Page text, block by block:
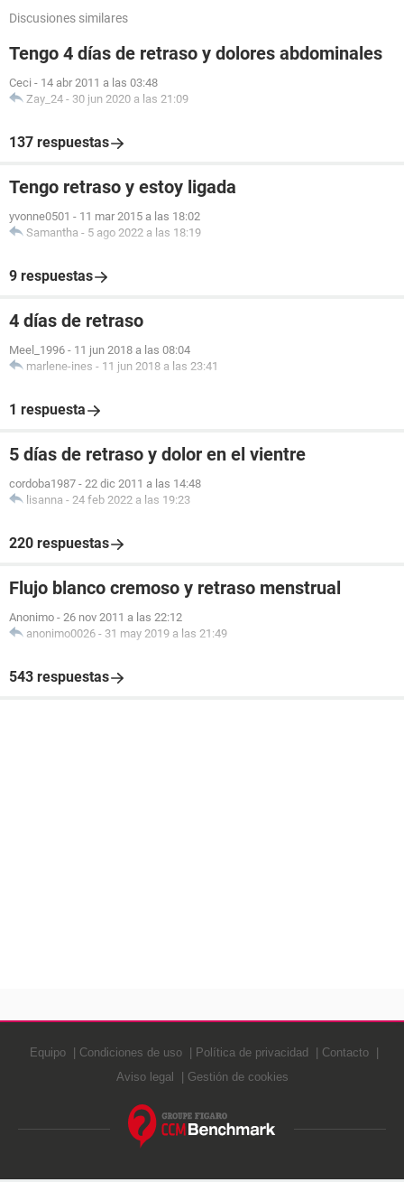
Discusiones similares
Tengo 4 días de retraso y dolores abdominales
Ceci - 14 abr 2011 a las 03:48
Zay_24 - 30 jun 2020 a las 21:09
137 respuestas
Tengo retraso y estoy ligada
yvonne0501 - 11 mar 2015 a las 18:02
Samantha - 5 ago 2022 a las 18:19
9 respuestas
4 días de retraso
Meel_1996 - 11 jun 2018 a las 08:04
marlene-ines - 11 jun 2018 a las 23:41
1 respuesta
5 días de retraso y dolor en el vientre
cordoba1987 - 22 dic 2011 a las 14:48
lisanna - 24 feb 2022 a las 19:23
220 respuestas
Flujo blanco cremoso y retraso menstrual
Anonimo - 26 nov 2011 a las 22:12
anonimo0026 - 31 may 2019 a las 21:49
543 respuestas
Equipo Condiciones de uso Política de privacidad
Contacto
Aviso legal
Gestión de cookies